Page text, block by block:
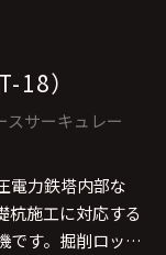
18）
スサーキュレー
電力鉄塔内部な
杭施工に対応する
です。掘削ロッド